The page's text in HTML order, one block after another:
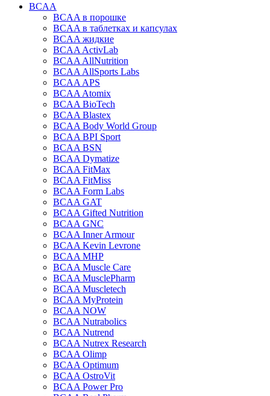
BCAA
BCAA в порошке
BCAA в таблетках и капсулах
BCAA жидкие
BCAA ActivLab
BCAA AllNutrition
BCAA AllSports Labs
BCAA APS
BCAA Atomix
BCAA BioTech
BCAA Blastex
BCAA Body World Group
BCAA BPI Sport
BCAA BSN
BCAA Dymatize
BCAA FitMax
BCAA FitMiss
BCAA Form Labs
BCAA GAT
BCAA Gifted Nutrition
BCAA GNC
BCAA Inner Armour
BCAA Kevin Levrone
BCAA MHP
BCAA Muscle Care
BCAA MusclePharm
BCAA Muscletech
BCAA MyProtein
BCAA NOW
BCAA Nutrabolics
BCAA Nutrend
BCAA Nutrex Research
BCAA Olimp
BCAA Optimum
BCAA OstroVit
BCAA Power Pro